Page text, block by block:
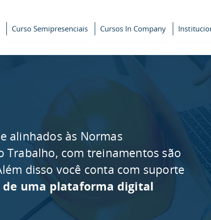
Curso Semipresenciais Cursos In Company
alinhados às Normas
Trabalho, com treinamentos são
disso você conta com suporte
de uma plataforma digital